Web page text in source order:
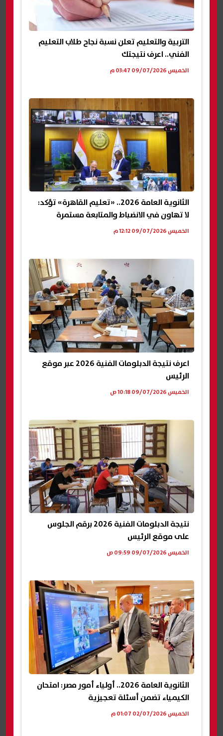
التربية والتعليم تعلن نسبة نجاح طلاب التعليم
الفني.. اعرف نتيجتك
الخميس 09/07/2026 03:47 م
الثانوية العامة 2026.. «تعليم القاهرة» تؤكد:
لا تهاون في الانضباط والمتابعة مستمرة
الخميس 09/07/2026 12:12 م
اعرف نتيجة الدبلومات الفنية 2026 عبر موقع
الرئيس
الخميس 09/07/2026 10:18 ص
نتيجة الدبلومات الفنية 2026 برقم الجلوس
على موقع الرئيس
الخميس 09/07/2026 09:59 ص
الثانوية العامة 2026.. أولياء أمور مصر: امتحان
الكيمياء تضمن أسئلة تعجيزية
الخميس 02/07/2026 01:07 م